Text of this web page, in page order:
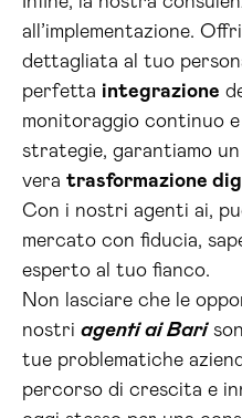
all’implementazione.
dettagliata al tuo
perfetta integrazione
monitoraggio continuo e
strategie, garantiamo un
vera trasformazione
Con i nostri agenti ai,
mercato con fiducia,
esperto al tuo fianco.
Non lasciare che le
nostri agenti ai Bari
tue problematiche
percorso di crescita e